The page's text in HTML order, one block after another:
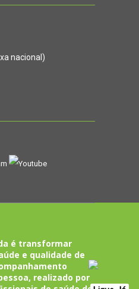
nacional)
é transformar
e qualidade de
realizado por